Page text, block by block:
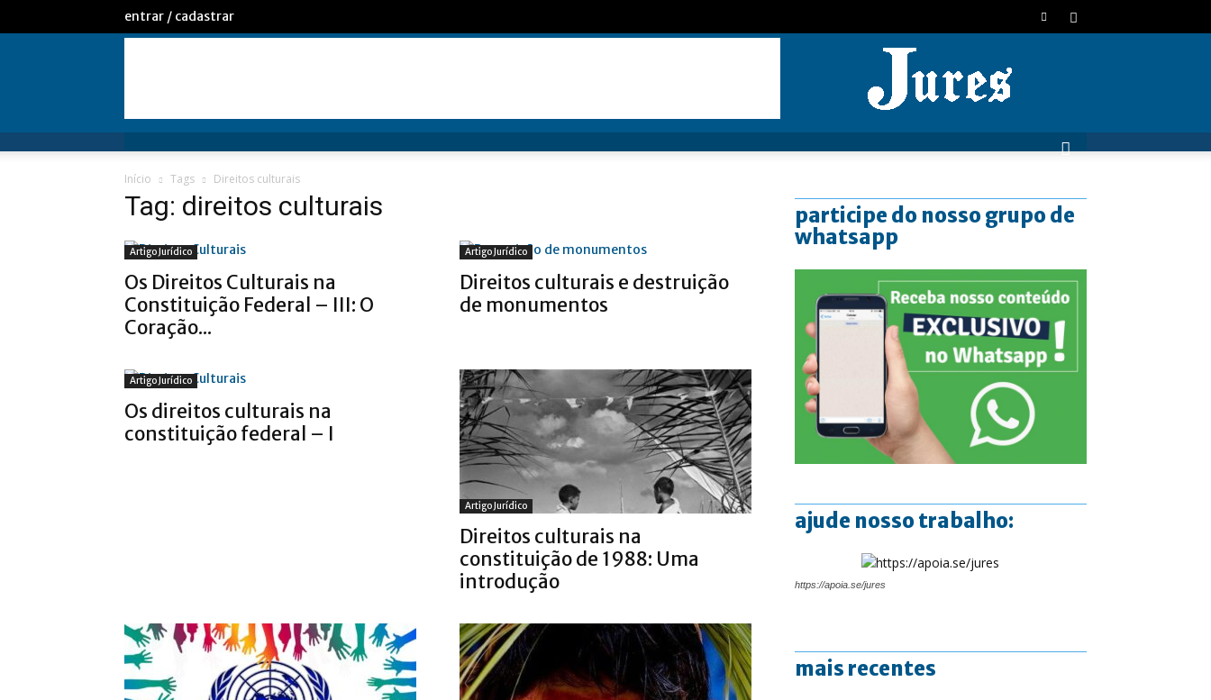
entrar / cadastrar
Início Tags Direitos culturais
Tag: direitos culturais
Artigo Jurídico
Os Direitos Culturais na
Constituição Federal – III: O
Coração...
Artigo Jurídico
Direitos culturais e destruição
de monumentos
Artigo Jurídico
Os direitos culturais na
constituição federal – I
Artigo Jurídico
Direitos culturais na
constituição de 1988: Uma
introdução
participe do nosso grupo de
whatsapp
ajude nosso trabalho:
https://apoia.se/jures
mais recentes